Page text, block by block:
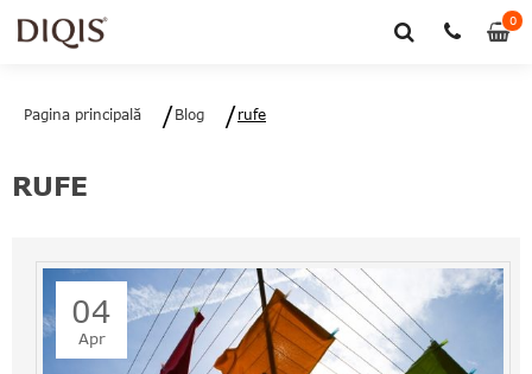
00
Pagina principală Blog rufe
RUFE
04
Apr